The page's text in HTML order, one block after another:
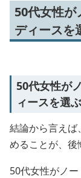
50代女性が
ディースを
50代女性が
ィースを選
結論から言えば、
めることが、後
50代女性がノ